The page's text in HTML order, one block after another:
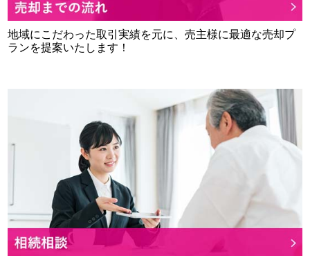
地域にこだわった取引実績を元に、売主様に最適な売却プ
ランを提案いたします！